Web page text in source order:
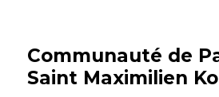
Communauté de
Saint Maximilien